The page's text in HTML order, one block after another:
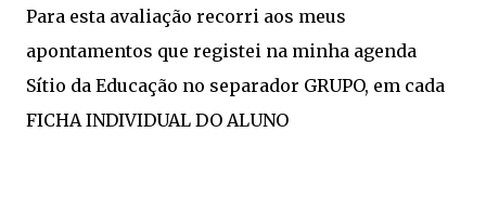
Para esta avaliação recorri aos meus
apontamentos que registei na minha agenda
Sítio da Educação no separador GRUPO, em cada
FICHA INDIVIDUAL DO ALUNO